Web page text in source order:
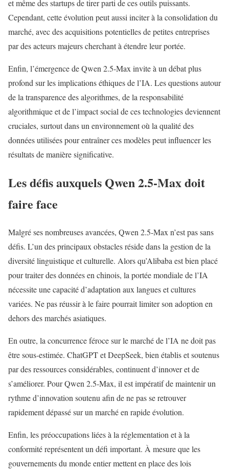
et même des startups de tirer parti de ces outils puissants.
Cependant, cette évolution peut aussi inciter à la consolidation du
marché, avec des acquisitions potentielles de petites entreprises
par des acteurs majeurs cherchant à étendre leur portée.
Enfin, l’émergence de Qwen 2.5-Max invite à un débat plus
profond sur les implications éthiques de l’IA. Les questions autour
de la transparence des algorithmes, de la responsabilité
algorithmique et de l’impact social de ces technologies deviennent
cruciales, surtout dans un environnement où la qualité des
données utilisées pour entraîner ces modèles peut influencer les
résultats de manière significative.
Les défis auxquels Qwen 2.5-Max doit
faire face
Malgré ses nombreuses avancées, Qwen 2.5-Max n’est pas sans
défis. L’un des principaux obstacles réside dans la gestion de la
diversité linguistique et culturelle. Alors qu’Alibaba est bien placé
pour traiter des données en chinois, la portée mondiale de l’IA
nécessite une capacité d’adaptation aux langues et cultures
variées. Ne pas réussir à le faire pourrait limiter son adoption en
dehors des marchés asiatiques.
En outre, la concurrence féroce sur le marché de l’IA ne doit pas
être sous-estimée. ChatGPT et DeepSeek, bien établis et soutenus
par des ressources considérables, continuent d’innover et de
s’améliorer. Pour Qwen 2.5-Max, il est impératif de maintenir un
rythme d’innovation soutenu afin de ne pas se retrouver
rapidement dépassé sur un marché en rapide évolution.
Enfin, les préoccupations liées à la réglementation et à la
conformité représentent un défi important. À mesure que les
gouvernements du monde entier mettent en place des lois